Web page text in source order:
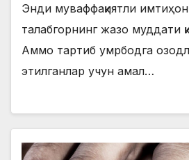
Энди муваффақиятли
талабгорнинг жазо муддати
Аммо тартиб умрбодга
этилганлар учун амал…